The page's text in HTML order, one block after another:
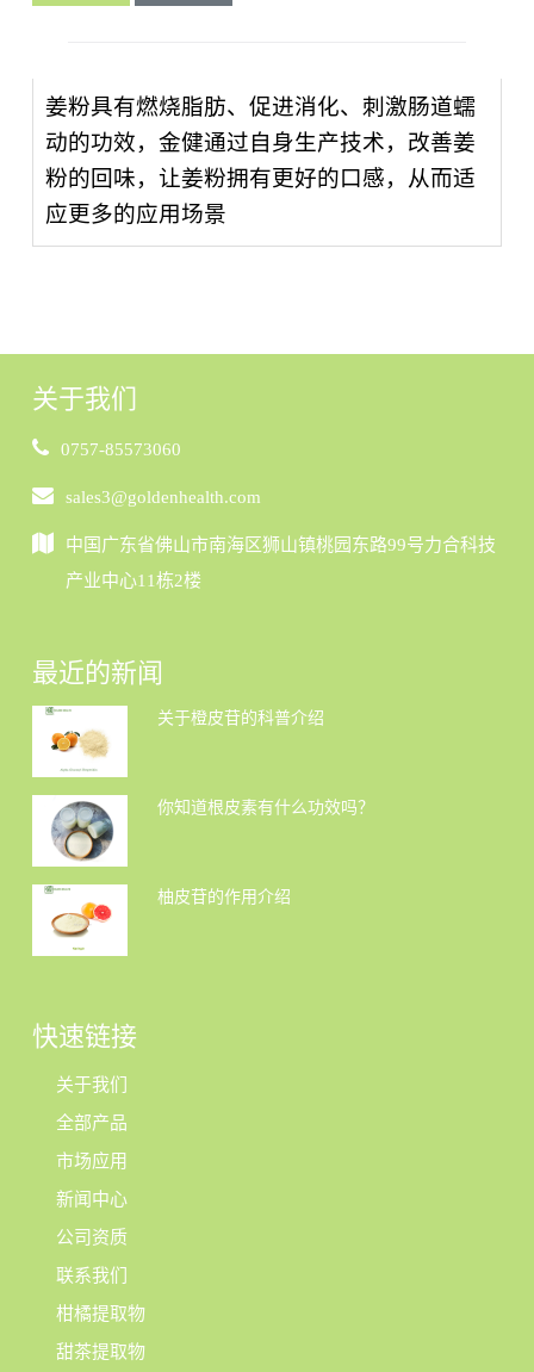
姜粉具有燃烧脂肪、促进消化、刺激肠道蠕
动的功效，金健通过自身生产技术，改善姜
粉的回味，让姜粉拥有更好的口感，从而适
应更多的应用场景
关于我们
0757-85573060
sales3@goldenhealth.com
中国广东省佛山市南海区狮山镇桃园东路99号力合科技
产业中心11栋2楼
最近的新闻
关于橙皮苷的科普介绍
你知道根皮素有什么功效吗？
柚皮苷的作用介绍
快速链接
关于我们
全部产品
市场应用
新闻中心
公司资质
联系我们
柑橘提取物
甜茶提取物